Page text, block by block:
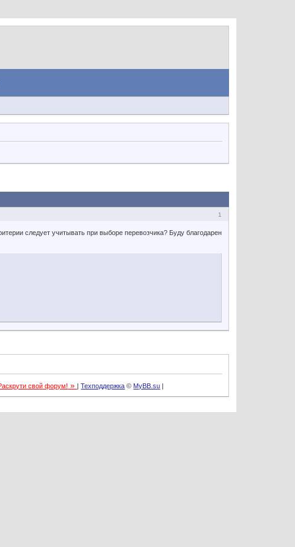
1
следует учитывать при выборе перевозчика? Буду благодарен
свой форум! » |Техподдержка © MyBB.su |